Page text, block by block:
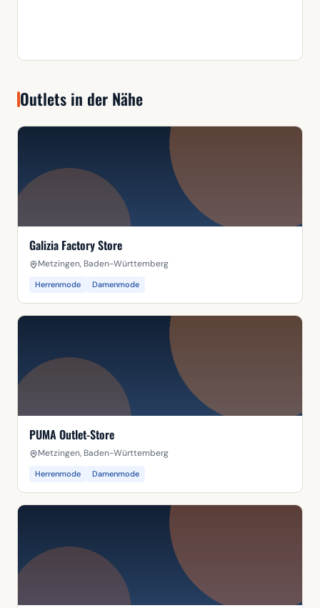
Outlets in der Nähe
Galizia Factory Store
Metzingen, Baden-Württemberg
Herrenmode Damenmode
PUMA Outlet-Store
Metzingen, Baden-Württemberg
Herrenmode Damenmode